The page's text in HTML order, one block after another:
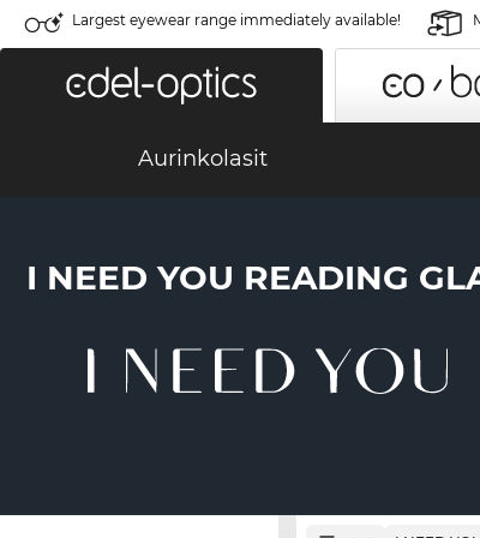
Largest eyewear range immediately available!
Aurinkolasit
I NEED YOU READING